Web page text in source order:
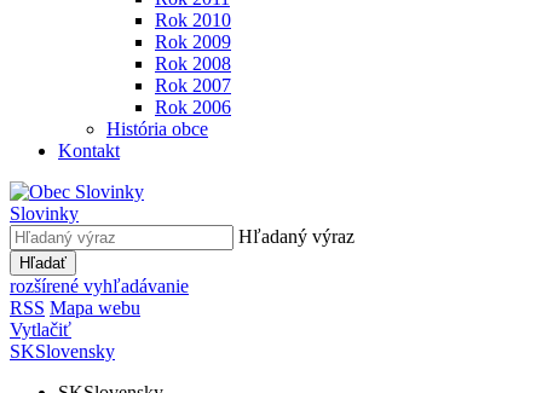
Rok 2010
Rok 2009
Rok 2008
Rok 2007
Rok 2006
História obce
Kontakt
Slovinky
Hľadaný výraz
Hľadať
rozšírené vyhľadávanie
RSS Mapa webu
Vytlačiť
SKSlovensky